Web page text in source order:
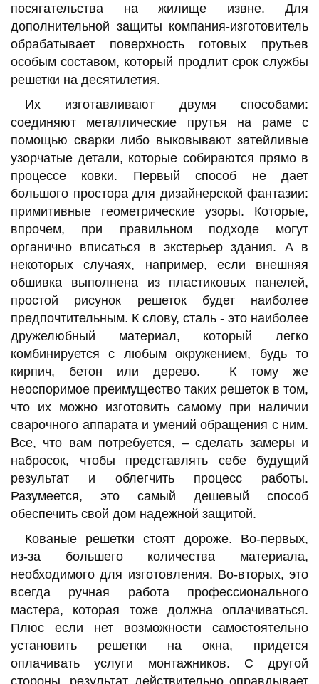
посягательства на жилище извне. Для
дополнительной защиты компания-изготовитель
обрабатывает поверхность готовых прутьев
особым составом, который продлит срок службы
решетки на десятилетия.
Их изготавливают двумя способами:
соединяют металлические прутья на раме с
помощью сварки либо выковывают затейливые
узорчатые детали, которые собираются прямо в
процессе ковки. Первый способ не дает
большого простора для дизайнерской фантазии:
примитивные геометрические узоры. Которые,
впрочем, при правильном подходе могут
органично вписаться в экстерьер здания. А в
некоторых случаях, например, если внешняя
обшивка выполнена из пластиковых панелей,
простой рисунок решеток будет наиболее
предпочтительным. К слову, сталь - это наиболее
дружелюбный материал, который легко
комбинируется с любым окружением, будь то
кирпич, бетон или дерево. К тому же
неоспоримое преимущество таких решеток в том,
что их можно изготовить самому при наличии
сварочного аппарата и умений обращения с ним.
Все, что вам потребуется, – сделать замеры и
набросок, чтобы представлять себе будущий
результат и облегчить процесс работы.
Разумеется, это самый дешевый способ
обеспечить свой дом надежной защитой.
Кованые решетки стоят дороже. Во-первых,
из-за большего количества материала,
необходимого для изготовления. Во-вторых, это
всегда ручная работа профессионального
мастера, которая тоже должна оплачиваться.
Плюс если нет возможности самостоятельно
установить решетки на окна, придется
оплачивать услуги монтажников. С другой
стороны, результат действительно оправдывает